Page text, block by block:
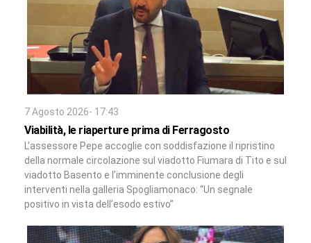
7 Agosto 2026- 17:43
Viabilità, le riaperture prima di Ferragosto
L’assessore Pepe accoglie con soddisfazione il ripristino
della normale circolazione sul viadotto Fiumara di Tito e sul
viadotto Basento e l’imminente conclusione degli
interventi nella galleria Spogliamonaco: “Un segnale
positivo in vista dell’esodo estivo”